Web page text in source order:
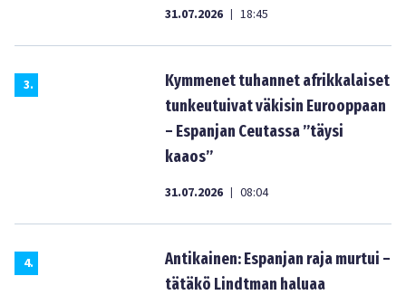
31.07.2026 | 18:45
3.
Kymmenet tuhannet afrikkalaiset
tunkeutuivat väkisin Eurooppaan
– Espanjan Ceutassa ”täysi
kaaos”
31.07.2026 | 08:04
4.
Antikainen: Espanjan raja murtui –
tätäkö Lindtman haluaa